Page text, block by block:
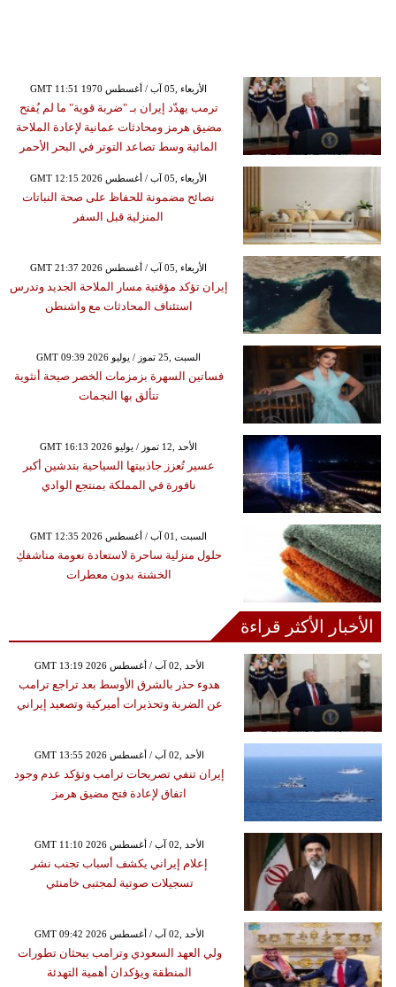
GMT 11:51 1970 الأربعاء ,05 آب / أغسطس
ترمب يهدّد إيران بـ "ضربة قوية" ما لم يُفتح
مضيق هرمز ومحادثات عمانية لإعادة الملاحة
المائية وسط تصاعد التوتر في البحر الأحمر
GMT 12:15 2026 الأربعاء ,05 آب / أغسطس
نصائح مضمونة للحفاظ على صحة النباتات
المنزلية قبل السفر
GMT 21:37 2026 الأربعاء ,05 آب / أغسطس
إيران تؤكد مؤقتية مسار الملاحة الجديد وتدرس
استئناف المحادثات مع واشنطن
GMT 09:39 2026 السبت ,25 تموز / يوليو
فساتين السهرة بزمزمات الخصر صيحة أنثوية
تتألق بها النجمات
GMT 16:13 2026 الأحد ,12 تموز / يوليو
عسير تُعزز جاذبيتها السياحية بتدشين أكبر
نافورة في المملكة بمنتجع الوادي
GMT 12:35 2026 السبت ,01 آب / أغسطس
حلول منزلية ساحرة لاستعادة نعومة مناشفكِ
الخشنة بدون معطرات
الأخبار الأكثر قراءة
GMT 13:19 2026 الأحد ,02 آب / أغسطس
هدوء حذر بالشرق الأوسط بعد تراجع ترامب
عن الضربة وتحذيرات أميركية وتصعيد إيراني
GMT 13:55 2026 الأحد ,02 آب / أغسطس
إيران تنفي تصريحات ترامب وتؤكد عدم وجود
اتفاق لإعادة فتح مضيق هرمز
GMT 11:10 2026 الأحد ,02 آب / أغسطس
إعلام إيراني يكشف أسباب تجنب نشر
تسجيلات صوتية لمجتبى خامنئي
GMT 09:42 2026 الأحد ,02 آب / أغسطس
ولي العهد السعودي وترامب يبحثان تطورات
المنطقة ويؤكدان أهمية التهدئة